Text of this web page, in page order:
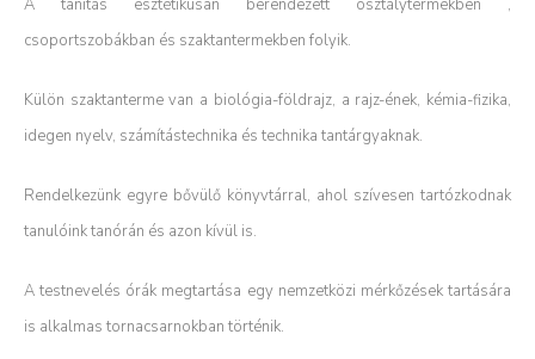
A tanítás esztétikusan berendezett osztálytermekben ,
csoportszobákban és szaktantermekben folyik.
Külön szaktanterme van a biológia-földrajz, a rajz-ének, kémia-fizika,
idegen nyelv, számítástechnika és technika tantárgyaknak.
Rendelkezünk egyre bővülő könyvtárral, ahol szívesen tartózkodnak
tanulóink tanórán és azon kívül is.
A testnevelés órák megtartása egy nemzetközi mérkőzések tartására
is alkalmas tornacsarnokban történik.